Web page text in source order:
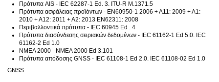
Πρότυπα AIS - IEC 62287-1 Ed. 3. ITU-R M.1371.5
Πρότυπα ασφάλειας προϊόντων - EN60950-1 2006 + A11: 2009 + A1:
2010 + A12: 2011 + A2: 2013 EN62311: 2008
Περιβαλλοντικά πρότυπα - IEC 60945 Ed . 4
Πρότυπα διασύνδεσης σειριακών δεδομένων - IEC 61162-1 Ed 5.0. IEC
61162-2 Ed 1.0
NMEA 2000 - NMEA 2000 Ed 3.101
Πρότυπα απόδοσης GNSS - IEC 61108-1 Ed 2.0. IEC 61108-02 Ed 1.0
GNSS